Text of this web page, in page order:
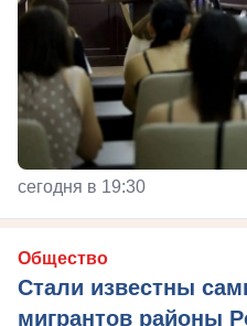
сегодня в 19:30
Общество
Стали известны
мигрантов районы